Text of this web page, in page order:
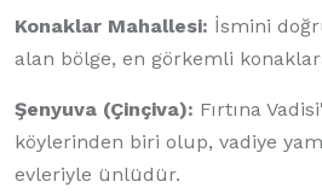
Konaklar Mahallesi: İsmini
alan bölge, en görkemli
Şenyuva (Çinçiva): Fırtına
köylerinden biri olup, vadiye
evleriyle ünlüdür.